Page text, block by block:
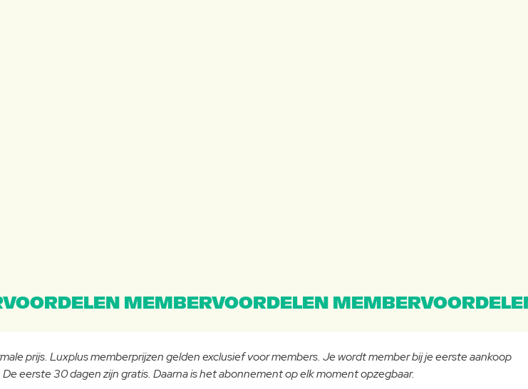
MEMBERVOORDELEN
prijs. Luxplus memberprijzen gelden exclusief voor members. Je wordt member bij je eerste aankoop
eerste 30 dagen zijn gratis. Daarna is het abonnement op elk moment opzegbaar.